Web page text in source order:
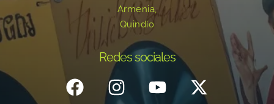
Armenia,
Quindío
Redes sociales